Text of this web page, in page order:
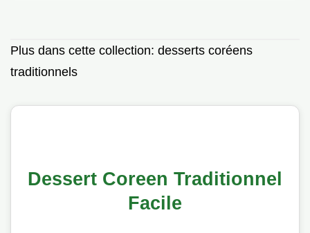
Plus dans cette collection: desserts coréens
traditionnels
Dessert Coreen Traditionnel
Facile